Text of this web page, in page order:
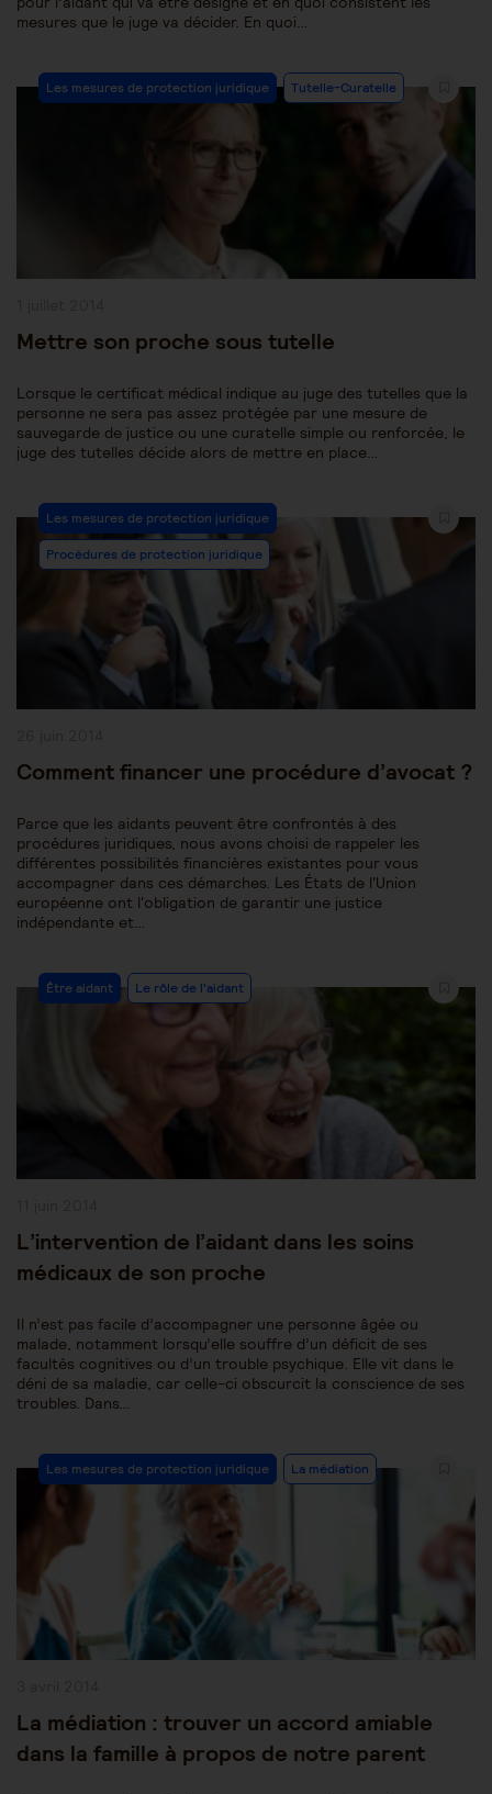
mesures que le juge va décider. En quoi…
Post
Category:
Les mesures de protection juridique Tutelle-Curatelle
Mettre son proche sous tutelle
Lorsque le certificat médical indique au juge des tutelles que la
personne ne sera pas assez protégée par une mesure de
sauvegarde de justice ou une curatelle simple ou renforcée, le
juge des tutelles décide alors de mettre en place…
Post
Category:
Les mesures de protection juridique
Procédures de protection juridique
Comment financer une procédure d’avocat ?
Parce que les aidants peuvent être confrontés à des
procédures juridiques, nous avons choisi de rappeler les
différentes possibilités financières existantes pour vous
accompagner dans ces démarches. Les États de l'Union
européenne ont l'obligation de garantir une justice
indépendante et…
Post
Category:
Être aidant Le rôle de l'aidant
L’intervention de l’aidant dans les soins
médicaux de son proche
Il n’est pas facile d’accompagner une personne âgée ou
malade, notamment lorsqu’elle souffre d’un déficit de ses
facultés cognitives ou d’un trouble psychique. Elle vit dans le
déni de sa maladie, car celle-ci obscurcit la conscience de ses
troubles. Dans…
Post
Category:
Les mesures de protection juridique La médiation
La médiation : trouver un accord amiable
dans la famille à propos de notre parent